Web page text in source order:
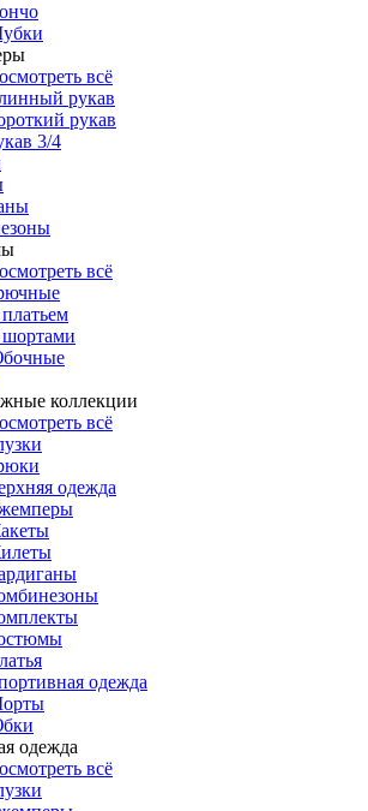
всё
рукав
рукав
3/4
всё
коллекции
всё
одежда
одежда
одежда
всё